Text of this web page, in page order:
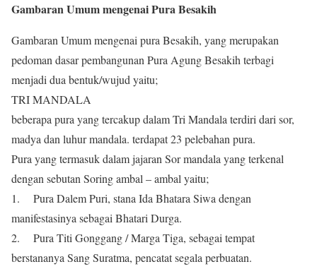
Gambaran Umum mengenai Pura Besakih
Gambaran Umum mengenai pura Besakih, yang merupakan
pedoman dasar pembangunan Pura Agung Besakih terbagi
menjadi dua bentuk/wujud yaitu;
TRI MANDALA
beberapa pura yang tercakup dalam Tri Mandala terdiri dari sor,
madya dan luhur mandala. terdapat 23 pelebahan pura.
Pura yang termasuk dalam jajaran Sor mandala yang terkenal
dengan sebutan Soring ambal – ambal yaitu;
1. Pura Dalem Puri, stana Ida Bhatara Siwa dengan
manifestasinya sebagai Bhatari Durga.
2. Pura Titi Gonggang / Marga Tiga, sebagai tempat
berstananya Sang Suratma, pencatat segala perbuatan.